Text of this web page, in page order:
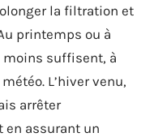
la filtration et
printemps ou à
moins suffisent, à
L’hiver venu,
arrêter
assurant un